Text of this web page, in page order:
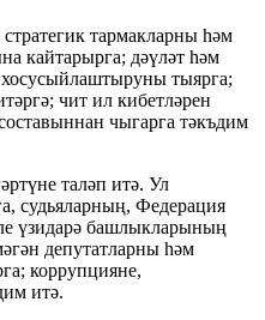
тармакларны һәм
кайтарырга; дәүләт һәм
тыярга;
чит ил кибетләрен
чыгарга тәкъдим
таләп итә. Ул
судьяларның, Федерация
үзидарә башлыкларының
депутатларны һәм
коррупцияне,
итә.